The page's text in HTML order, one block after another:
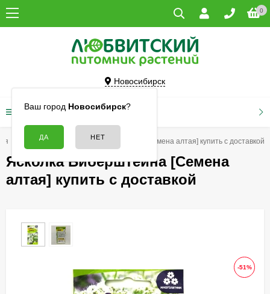
0
Новосибирск
Ваш город Новосибирск?
КАТАЛОГ ТОВАРОВ
Семена Ясколка Биберштейна [Семена алтая] купить с доставкой
Ясколка Биберштейна [Семена
алтая] купить с доставкой
-51%